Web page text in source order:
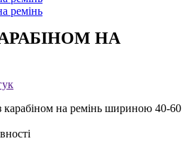
НА
карабіном на ремінь шириною 40-60